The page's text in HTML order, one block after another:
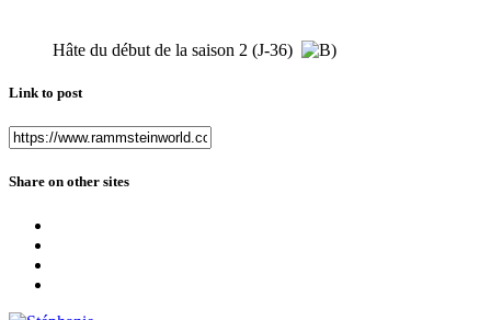
Hâte du début de la saison 2 (J-36)
Link to post
Share on other sites